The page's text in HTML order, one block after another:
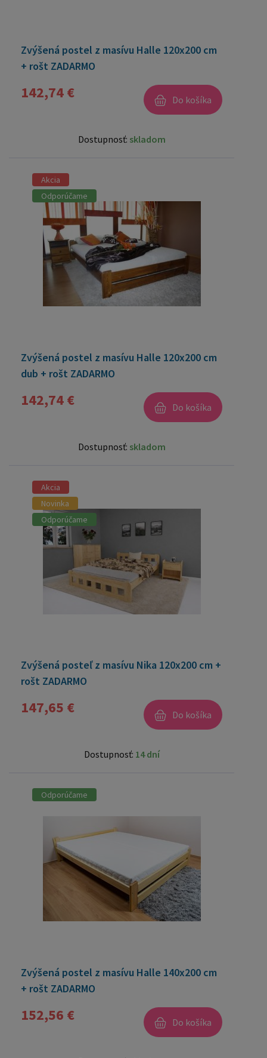
Zvýšená postel z masívu Halle 120x200 cm
+ rošt ZADARMO
142,74 € Do košíka
Dostupnosť: skladom
Akcia
Odporúčame
Zvýšená postel z masívu Halle 120x200 cm
dub + rošt ZADARMO
142,74 € Do košíka
Dostupnosť: skladom
Akcia
Novinka
Odporúčame
Zvýšená posteľ z masívu Nika 120x200 cm +
rošt ZADARMO
147,65 € Do košíka
Dostupnosť: 14 dní
Odporúčame
Zvýšená postel z masívu Halle 140x200 cm
+ rošt ZADARMO
152,56 € Do košíka